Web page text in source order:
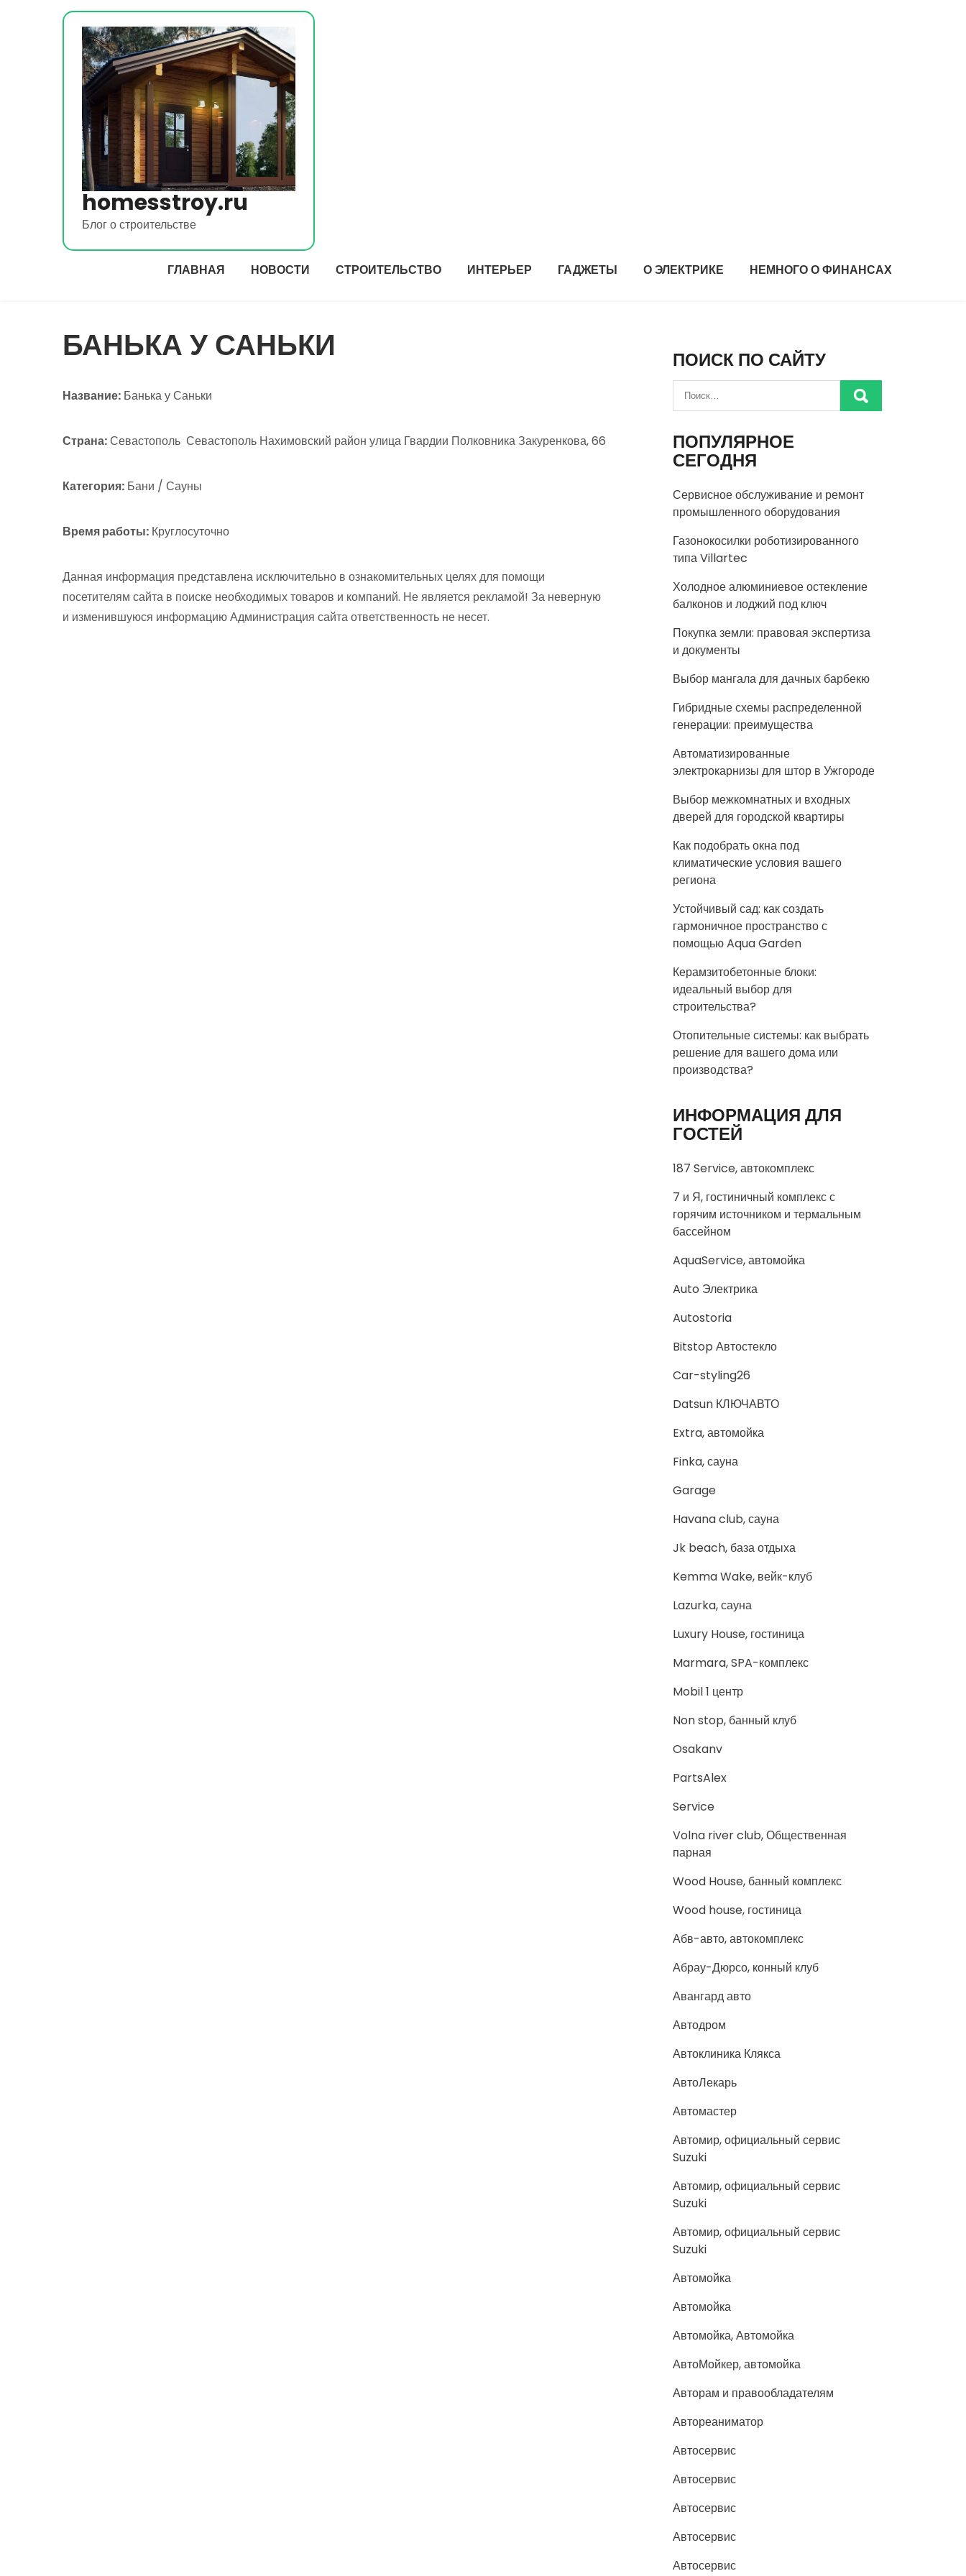
homesstroy.ru
Блог о строительстве
ГЛАВНАЯ НОВОСТИ СТРОИТЕЛЬСТВО ИНТЕРЬЕР ГАДЖЕТЫ О ЭЛЕКТРИКЕ НЕМНОГО О ФИНАНСАХ
БАНЬКА У САНЬКИ
Название: Банька у Саньки
Страна:Севастополь Севастополь Нахимовский район улица Гвардии Полковника Закуренкова, 66
Категория: Бани / Сауны
Время работы: Круглосуточно
Данная информация представлена исключительно в ознакомительных целях для помощи
посетителям сайта в поиске необходимых товаров и компаний. Не является рекламой! За неверную
и изменившуюся информацию Администрация сайта ответственность не несет.
ПОИСК ПО САЙТУ
ПОПУЛЯРНОЕ
СЕГОДНЯ
Сервисное обслуживание и ремонт
промышленного оборудования
Газонокосилки роботизированного
типа Villartec
Холодное алюминиевое остекление
балконов и лоджий под ключ
Покупка земли: правовая экспертиза
и документы
Выбор мангала для дачных барбекю
Гибридные схемы распределенной
генерации: преимущества
Автоматизированные
электрокарнизы для штор в Ужгороде
Выбор межкомнатных и входных
дверей для городской квартиры
Как подобрать окна под
климатические условия вашего
региона
Устойчивый сад: как создать
гармоничное пространство с
помощью Aqua Garden
Керамзитобетонные блоки:
идеальный выбор для
строительства?
Отопительные системы: как выбрать
решение для вашего дома или
производства?
ИНФОРМАЦИЯ ДЛЯ
ГОСТЕЙ
187 Service, автокомплекс
7 и Я, гостиничный комплекс с
горячим источником и термальным
бассейном
AquaService, автомойка
Auto Электрика
Autostoria
Bitstop Автостекло
Car-styling26
Datsun КЛЮЧАВТО
Extra, автомойка
Finka, сауна
Garage
Havana club, сауна
Jk beach, база отдыха
Kemma Wake, вейк-клуб
Lazurka, сауна
Luxury House, гостиница
Marmara, SPA-комплекс
Mobil 1 центр
Non stop, банный клуб
Osakanv
PartsAlex
Service
Volna river club, Общественная
парная
Wood House, банный комплекс
Wood house, гостиница
Абв-авто, автокомплекс
Абрау-Дюрсо, конный клуб
Авангард авто
Автодром
Автоклиника Клякса
АвтоЛекарь
Автомастер
Автомир, официальный сервис
Suzuki
Автомир, официальный сервис
Suzuki
Автомир, официальный сервис
Suzuki
Автомойка
Автомойка
Автомойка, Автомойка
АвтоМойкер, автомойка
Авторам и правообладателям
Автореаниматор
Автосервис
Автосервис
Автосервис
Автосервис
Автосервис